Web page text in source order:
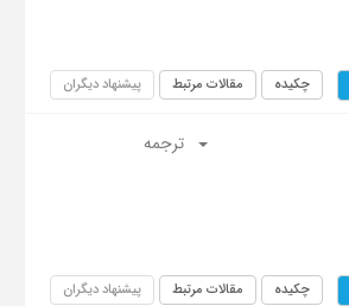
چکیده مقالات مرتبط پیشنهاد دیگران
ترجمه
چکیده مقالات مرتبط پیشنهاد دیگران